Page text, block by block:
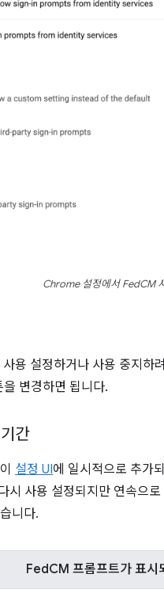
Chrome 설정에서 FedCM
설정하거나 사용 중지하
변경하면 됩니다.
간
설정 UI에 일시적으로 추가
시 사용 설정되지만 연속으
니다.
FedCM 프롬프트가 표시